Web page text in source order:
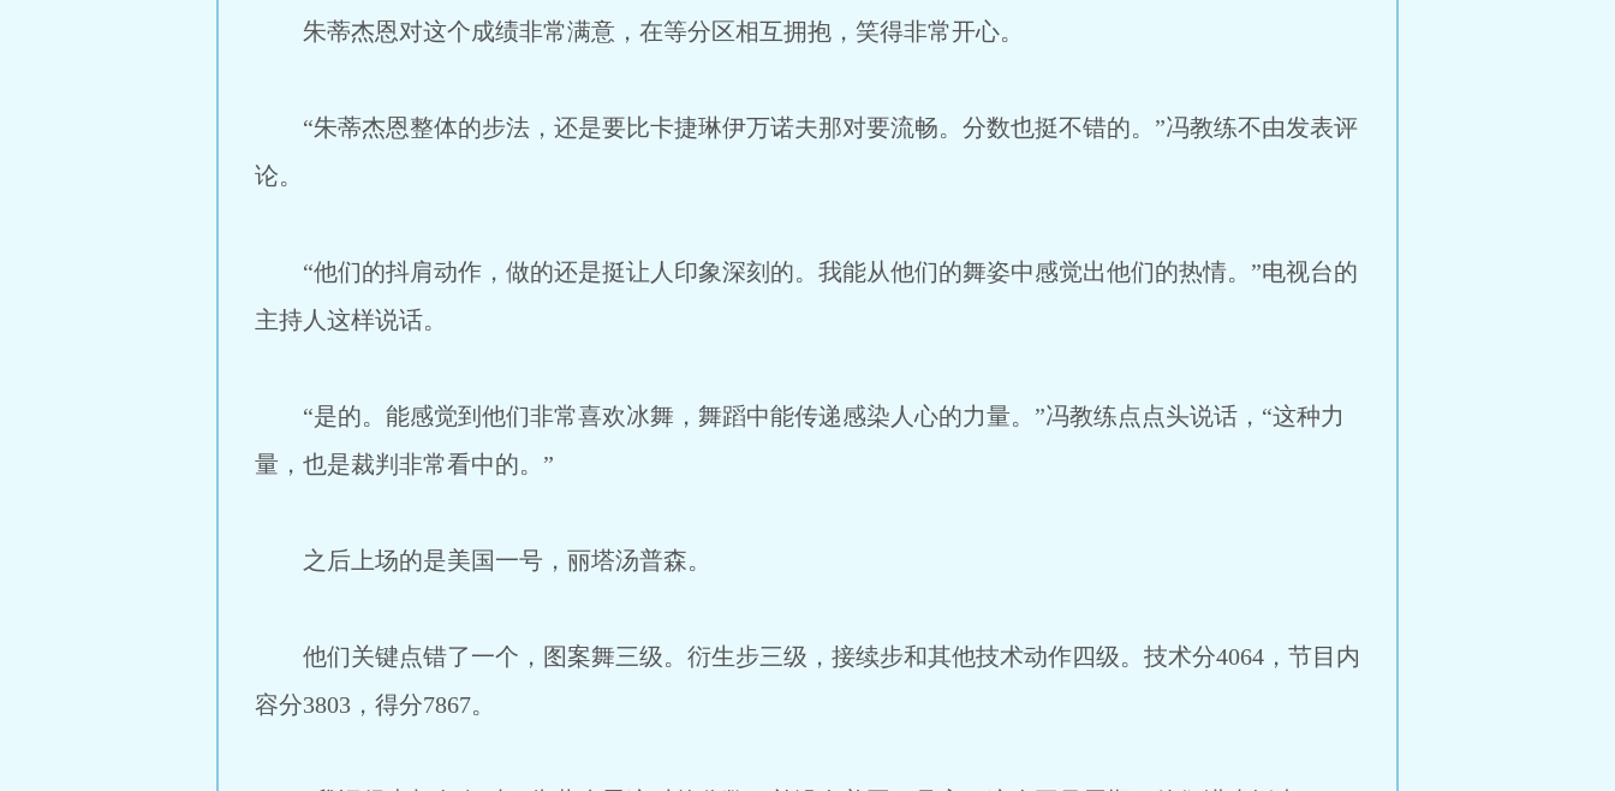
朱蒂杰恩对这个成绩非常满意，在等分区相互拥抱，笑得非常开心。
“朱蒂杰恩整体的步法，还是要比卡捷琳伊万诺夫那对要流畅。分数也挺不错的。”冯教练不由发表评
论。
“他们的抖肩动作，做的还是挺让人印象深刻的。我能从他们的舞姿中感觉出他们的热情。”电视台的
主持人这样说话。
“是的。能感觉到他们非常喜欢冰舞，舞蹈中能传递感染人心的力量。”冯教练点点头说话，“这种力
量，也是裁判非常看中的。”
之后上场的是美国一号，丽塔汤普森。
他们关键点错了一个，图案舞三级。衍生步三级，接续步和其他技术动作四级。技术分4064，节目内
容分3803，得分7867。